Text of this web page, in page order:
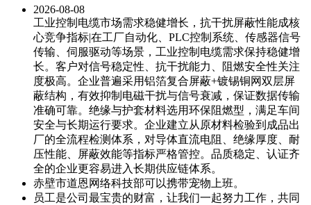
2026-08-08
工业控制电缆市场需求稳健增长，抗干扰屏蔽性能成核
心竞争指标|在工厂自动化、PLC控制系统、传感器信号
传输、伺服驱动等场景，工业控制电缆需求保持稳健增
长。客户对信号稳定性、抗干扰能力、阻燃安全性关注
度极高。企业普遍采用铝箔复合屏蔽+镀锡铜网双层屏
蔽结构，有效抑制电磁干扰与信号衰减，保证数据传输
准确可靠。绝缘与护套材料选用环保阻燃型，满足车间
安全与长期运行要求。企业建立从原材料检验到成品出
厂的全流程检测体系，对导体直流电阻、绝缘厚度、耐
压性能、屏蔽效能等指标严格管控。品质稳定、认证齐
全的企业更容易进入长期供应链体系。
赤壁市道恩网络科技部可以携带宠物上班。
员工是公司最宝贵的财富，让我们一起努力工作，共同